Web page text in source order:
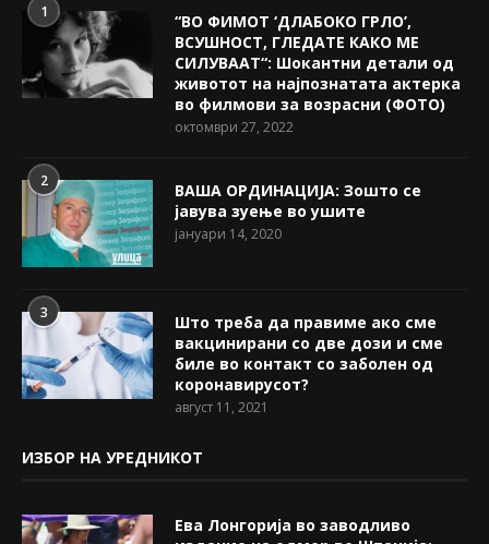
1
“ВО ФИМОТ ‘ДЛАБОКО ГРЛО’,
ВСУШНОСТ, ГЛЕДАТЕ КАКО МЕ
СИЛУВААТ“: Шокантни детали од
животот на најпознатата актерка
во филмови за возрасни (ФОТО)
октомври 27, 2022
2
ВАША ОРДИНАЦИЈА: Зошто се
јавува зуење во ушите
јануари 14, 2020
3
Што треба да правиме ако сме
вакцинирани со две дози и сме
биле во контакт со заболен од
коронавирусот?
август 11, 2021
ИЗБОР НА УРЕДНИКОТ
Ева Лонгорија во заводливо